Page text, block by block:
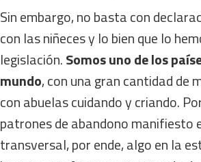
Sin embargo, no basta con
con las niñeces y lo bien que lo
legislación.Somos uno de los
mundo, con una gran cantidad de
con abuelas cuidando y criando.
patrones de abandono manifiesto
transversal, por ende, algo en la